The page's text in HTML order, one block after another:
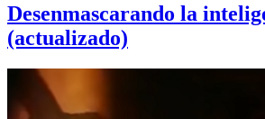
Desenmascarando la
(actualizado)